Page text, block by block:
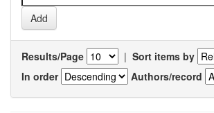
Results/Page | Sort items by
In order
Authors/record